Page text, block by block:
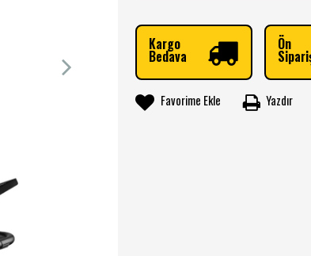
Kargo
Bedava
Ön
Favorime Ekle Yazdır